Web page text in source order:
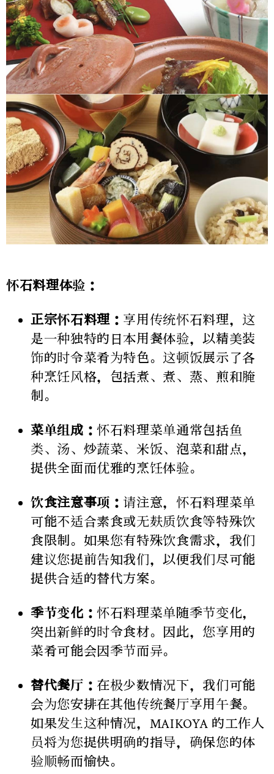
怀石料理体验：
正宗怀石料理： 享用传统怀石料理，这
是一种独特的日本用餐体验，以精美装
饰的时令菜肴为特色。这顿饭展示了各
种烹饪风格，包括煮、煮、蒸、煎和腌
制。
菜单组成：怀石料理菜单通常包括鱼
类、汤、炒蔬菜、米饭、泡菜和甜点，
提供全面而优雅的烹饪体验。
饮食注意事项： 请注意，怀石料理菜单
可能不适合素食或无麸质饮食等特殊饮
食限制。如果您有特殊饮食需求，我们
建议您提前告知我们，以便我们尽可能
提供合适的替代方案。
季节变化：怀石料理菜单随季节变化，
突出新鲜的时令食材。因此，您享用的
菜肴可能会因季节而异。
替代餐厅： 在极少数情况下，我们可能
会为您安排在其他传统餐厅享用午餐。
如果发生这种情况，MAIKOYA 的工作人
员将为您提供明确的指导，确保您的体
验顺畅而愉快。